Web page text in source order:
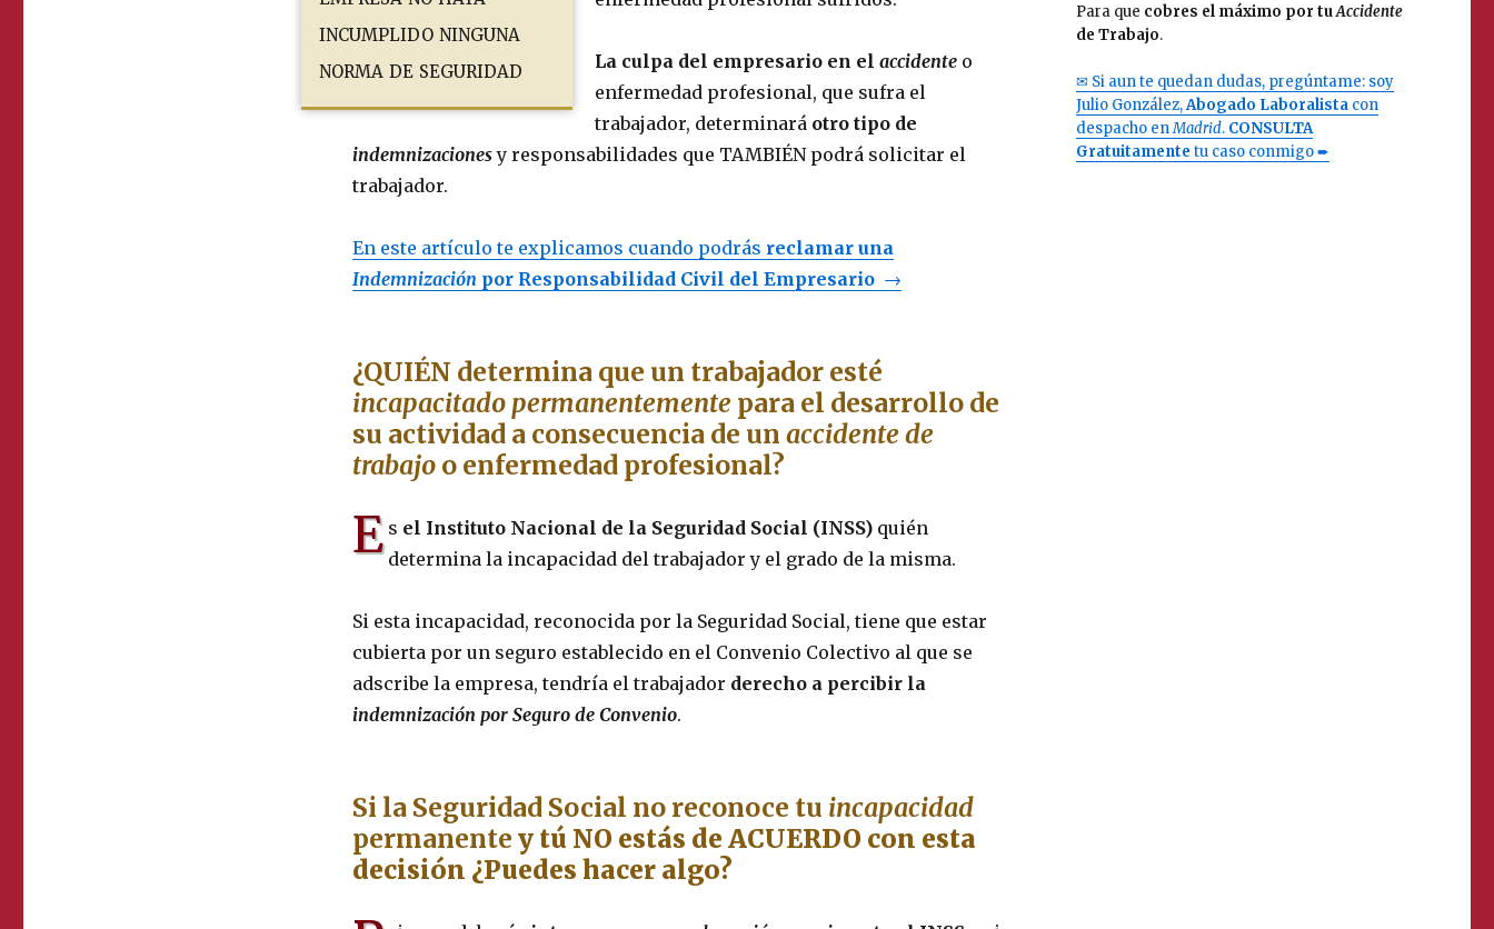
incumplido ninguna
norma de seguridad
La culpa del empresario en el accidenteo
enfermedad profesional, que sufra el
trabajador, determinará otro tipo de
indemnizacionesy responsabilidades que TAMBIÉN podrá solicitar el
trabajador.
En este artículo te explicamos cuando podrás reclamar una
Indemnización por Responsabilidad Civil del Empresario →
¿QUIÉN determina que un trabajador esté
incapacitado permanentemente para el desarrollo de
su actividad a consecuencia de un accidente de
trabajoo enfermedad profesional?
E s el Instituto Nacional de la Seguridad Social (INSS) quién
determina la incapacidad del trabajador y el grado de la misma.
Si esta incapacidad, reconocida por la Seguridad Social, tiene que estar
cubierta por un seguro establecido en el Convenio Colectivo al que se
adscribe la empresa, tendría el trabajador derecho a percibir la
indemnización por Seguro de Convenio.
Si la Seguridad Social no reconoce tu incapacidad
permanente y tú NO estás de ACUERDO con esta
decisión ¿Puedes hacer algo?
Para que cobres el máximo por tuAccidente
de Trabajo.
✉ Si aun te quedan dudas, pregúntame: soy
Julio González,Abogado Laboralistacon
despacho enMadrid. CONSULTA
Gratuitamente tu caso conmigo ➨